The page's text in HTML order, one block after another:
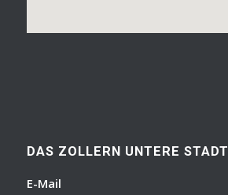
DAS ZOLLERN UNTERE STADT
E-Mail